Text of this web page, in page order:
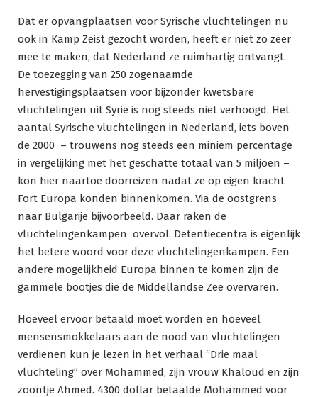
Dat er opvangplaatsen voor Syrische vluchtelingen nu
ook in Kamp Zeist gezocht worden, heeft er niet zo zeer
mee te maken, dat Nederland ze ruimhartig ontvangt.
De toezegging van 250 zogenaamde
hervestigingsplaatsen voor bijzonder kwetsbare
vluchtelingen uit Syrië is nog steeds niet verhoogd. Het
aantal Syrische vluchtelingen in Nederland, iets boven
de 2000 – trouwens nog steeds een miniem percentage
in vergelijking met het geschatte totaal van 5 miljoen –
kon hier naartoe doorreizen nadat ze op eigen kracht
Fort Europa konden binnenkomen. Via de oostgrens
naar Bulgarije bijvoorbeeld. Daar raken de
vluchtelingenkampen overvol. Detentiecentra is eigenlijk
het betere woord voor deze vluchtelingenkampen. Een
andere mogelijkheid Europa binnen te komen zijn de
gammele bootjes die de Middellandse Zee overvaren.
Hoeveel ervoor betaald moet worden en hoeveel
mensensmokkelaars aan de nood van vluchtelingen
verdienen kun je lezen in het verhaal “Drie maal
vluchteling” over Mohammed, zijn vrouw Khaloud en zijn
zoontje Ahmed. 4300 dollar betaalde Mohammed voor